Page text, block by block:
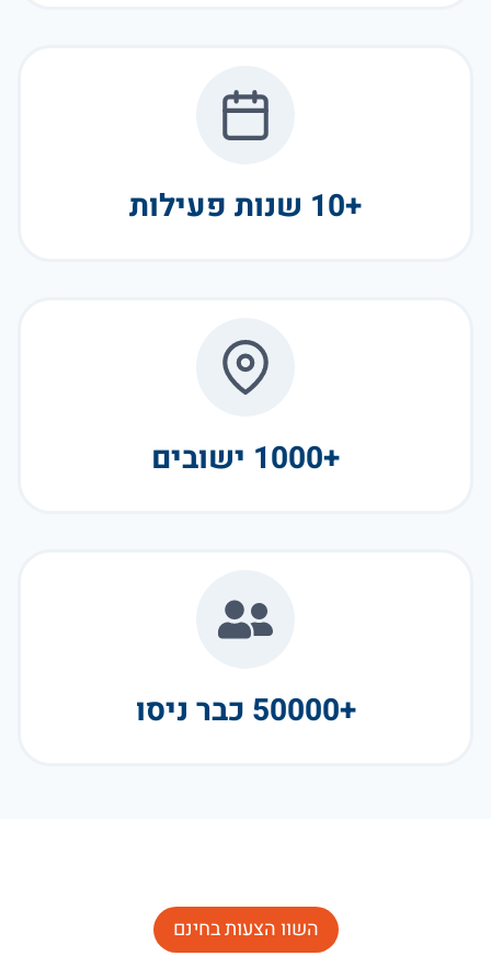
+10 שנות פעילות
+1000 ישובים
+50000 כבר ניסו
השוו הצעות בחינם